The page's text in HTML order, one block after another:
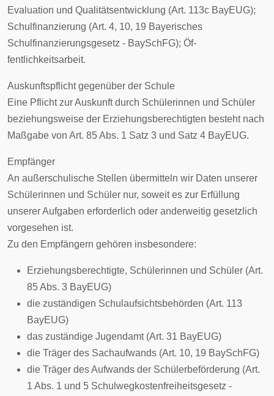
Evaluation und Qualitätsentwicklung (Art. 113c BayEUG);
Schulfinanzierung (Art. 4, 10, 19 Bayerisches
Schulfinanzierungsgesetz - BaySchFG); Öf-
fentlichkeitsarbeit.
Auskunftspflicht gegenüber der Schule
Eine Pflicht zur Auskunft durch Schülerinnen und Schüler
beziehungsweise der Erziehungsberechtigten besteht nach
Maßgabe von Art. 85 Abs. 1 Satz 3 und Satz 4 BayEUG.
Empfänger
An außerschulische Stellen übermitteln wir Daten unserer
Schülerinnen und Schüler nur, soweit es zur Erfüllung
unserer Aufgaben erforderlich oder anderweitig gesetzlich
vorgesehen ist.
Zu den Empfängern gehören insbesondere:
Erziehungsberechtigte, Schülerinnen und Schüler (Art.
85 Abs. 3 BayEUG)
die zuständigen Schulaufsichtsbehörden (Art. 113
BayEUG)
das zuständige Jugendamt (Art. 31 BayEUG)
die Träger des Sachaufwands (Art. 10, 19 BaySchFG)
die Träger des Aufwands der Schülerbeförderung (Art.
1 Abs. 1 und 5 Schulwegkostenfreiheitsgesetz -